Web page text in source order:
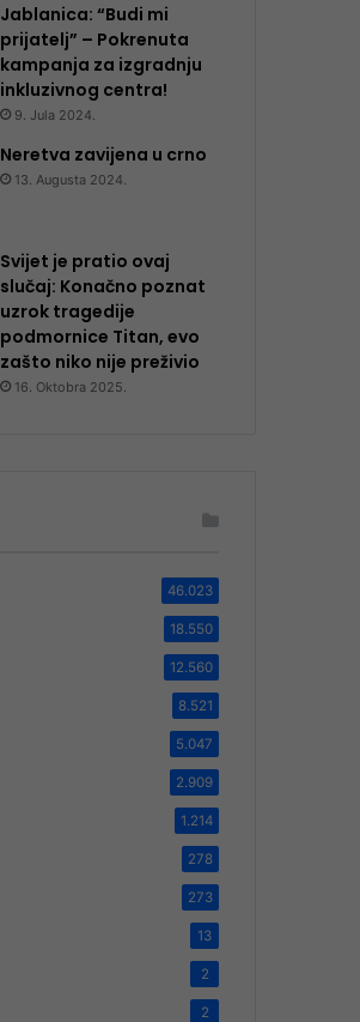
Jablanica: “Budi mi
prijatelj” – Pokrenuta
kampanja za izgradnju
inkluzivnog centra!
9. Jula 2024.
Neretva zavijena u crno
13. Augusta 2024.
Svijet je pratio ovaj
slučaj: Konačno poznat
uzrok tragedije
podmornice Titan, evo
zašto niko nije preživio
16. Oktobra 2025.
46.023
18.550
12.560
8.521
5.047
2.909
1.214
278
273
13
2
2